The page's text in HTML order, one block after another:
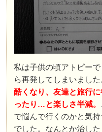
私は子供の頃アトピー
ら再発してしまいまし
酷くなり、友達と旅行
ったり…と楽しさ半減。
で悩んで行くのかと気
でした。なんとか治し